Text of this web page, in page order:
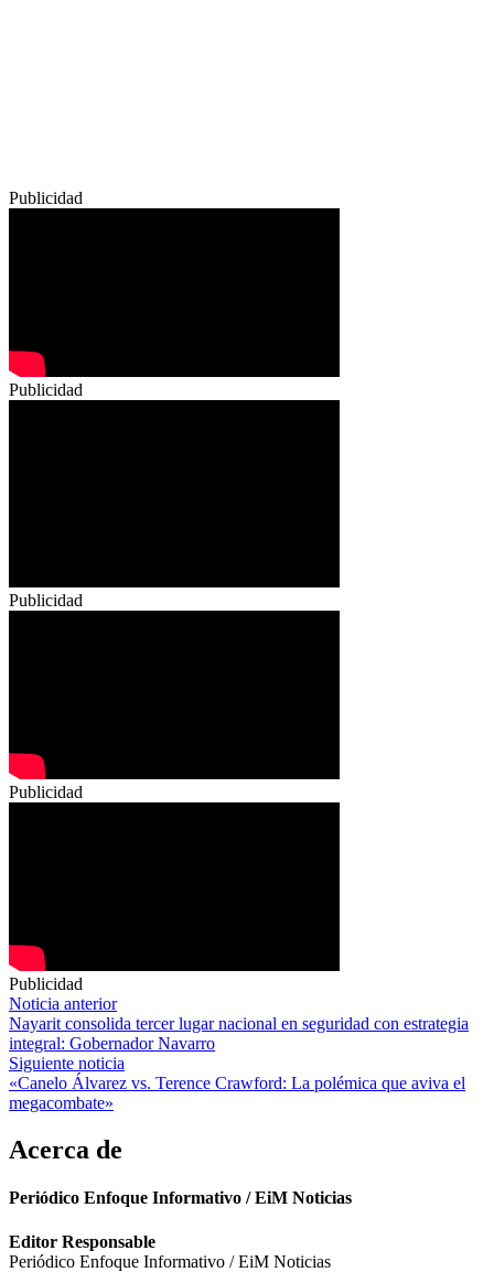
Publicidad
Publicidad
Publicidad
Publicidad
Publicidad
Navegación
de
entradas
Noticia anterior
Nayarit consolida tercer lugar nacional en seguridad con estrategia
integral: Gobernador Navarro
Siguiente noticia
«Canelo Álvarez vs. Terence Crawford: La polémica que aviva el
megacombate»
Acerca de
Periódico Enfoque Informativo / EiM Noticias
Editor Responsable
Periódico Enfoque Informativo / EiM Noticias